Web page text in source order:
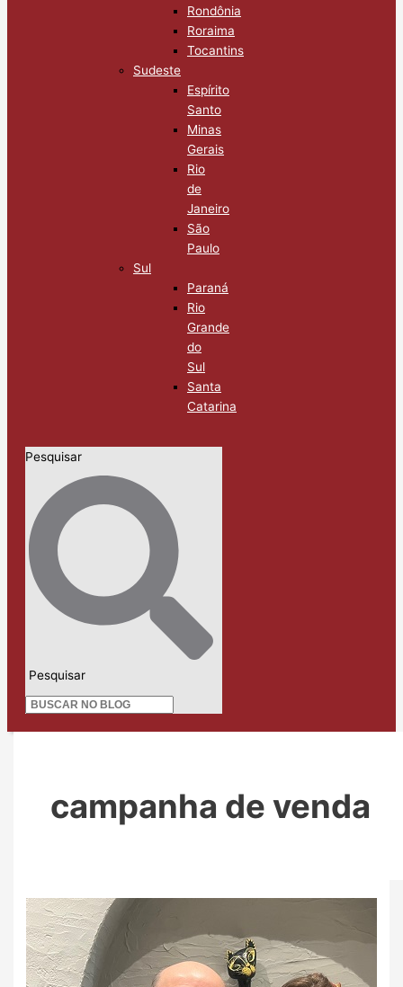
Rondônia
Roraima
Tocantins
Sudeste
Espírito
Santo
Minas
Gerais
Rio
de
Janeiro
São
Paulo
Sul
Paraná
Rio
Grande
do
Sul
Santa
Catarina
Pesquisar
Pesquisar
campanha de venda